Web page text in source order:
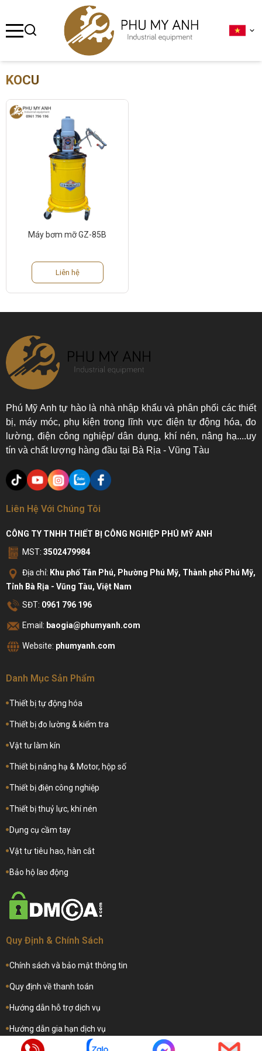
KOCU
Máy bơm mỡ GZ-85B
Liên hệ
Phú Mỹ Anh tự hào là nhà nhập khẩu và phân phối các thiết
bị, máy móc, phụ kiện trong lĩnh vực điện tự động hóa, đo
lường, điện công nghiệp/ dân dụng, khí nén, nâng hạ....uy
tín và chất lượng hàng đầu tại Bà Rịa - Vũng Tàu
Liên Hệ Với Chúng Tôi
CÔNG TY TNHH THIẾT BỊ CÔNG NGHIỆP PHÚ MỸ ANH
MST: 3502479984
Địa chỉ: Khu phố Tân Phú, Phường Phú Mỹ, Thành phố Phú Mỹ,
Tỉnh Bà Rịa - Vũng Tàu, Việt Nam
SĐT: 0961 796 196
Email: baogia@phumyanh.com
Website: phumyanh.com
Danh Mục Sản Phẩm
Thiết bị tự động hóa
Thiết bị đo lường & kiểm tra
Vật tư làm kín
Thiết bị nâng hạ & Motor, hộp số
Thiết bị điện công nghiệp
Thiết bị thuỷ lực, khí nén
Dụng cụ cầm tay
Vật tư tiêu hao, hàn cắt
Bảo hộ lao động
Quy Định & Chính Sách
Chính sách và bảo mật thông tin
Quy định về thanh toán
Hướng dẫn hỗ trợ dịch vụ
Hướng dẫn gia hạn dịch vụ